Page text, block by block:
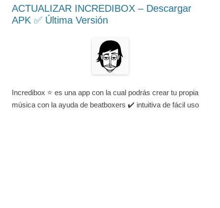
ACTUALIZAR INCREDIBOX – Descargar
APK ✅️ Última Versión
Incredibox ⭐ es una app con la cual podrás crear tu propia
música con la ayuda de beatboxers ✔️ intuitiva de fácil uso